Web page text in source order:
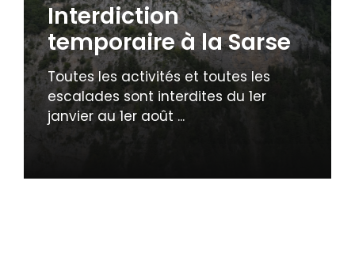
Interdiction
temporaire à la Sarse
Toutes les activités et toutes les
escalades sont interdites du 1er
janvier au 1er août ...